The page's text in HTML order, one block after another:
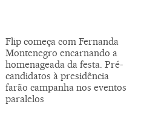
Flip começa com Fernanda
Montenegro encarnando a
homenageada da festa. Pré-
candidatos à presidência
farão campanha nos eventos
paralelos